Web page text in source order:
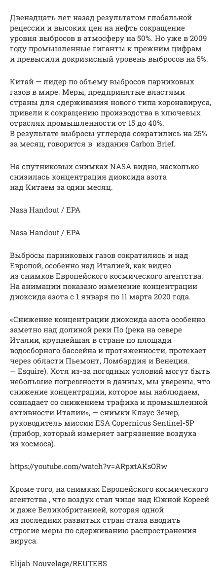
Двенадцать лет назад результатом глобальной
рецессии и высоких цен на нефть сокращение
уровня выбросов в атмосферу на 50%. Но уже в 2009
году промышленные гиганты к прежним цифрам
и превысили докризисный уровень выбросов на 5%.
Китай — лидер по объему выбросов парниковых
газов в мире. Меры, предпринятые властями
страны для сдерживания нового типа коронавируса,
привели к сокращению производства в ключевых
отраслях промышленности от 15 до 40%.
В результате выбросы углерода сократились на 25%
за месяц, говорится в издания Carbon Brief.
На спутниковых снимках NASA видно, насколько
снизилась концентрация диоксида азота
над Китаем за один месяц.
Nasa Handout / EPA
Nasa Handout / EPA
Выбросы парниковых газов сократились и над
Европой, особенно над Италией, как видно
из снимков Европейского космического агентства.
На анимации показано изменение концентрации
диоксида азота с 1 января по 11 марта 2020 года.
«Снижение концентрации диоксида азота особенно
заметно над долиной реки По (река на севере
Италии, крупнейшая в стране по площади
водосборного бассейна и протяженности, протекает
через области Пьемонт, Ломбардия и Венеция.
— Esquire). Хотя из-за погодных условий могут быть
небольшие погрешности в данных, мы уверены, что
снижение концентрации, которое мы наблюдаем,
совпадает со снижением трафика и промышленной
активности Италии», — снимки Клаус Зенер,
руководитель миссии ESA Copernicus Sentinel-5P
(прибор, который измеряет загрязнение воздуха
из космоса).
https://youtube.com/watch?v=ARpxtAKsORw
Кроме того, на снимках Европейского космического
агентства , что воздух стал чище над Южной Кореей
и даже Великобританией, которая одной
из последних развитых стран стала вводить
строгие меры по сдерживанию распространения
вируса.
Elijah Nouvelage/REUTERS